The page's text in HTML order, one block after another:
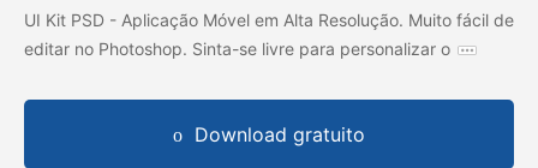
UI Kit PSD - Aplicação Móvel em Alta Resolução. Muito fácil de
editar no Photoshop. Sinta-se livre para personalizar o
Download gratuito